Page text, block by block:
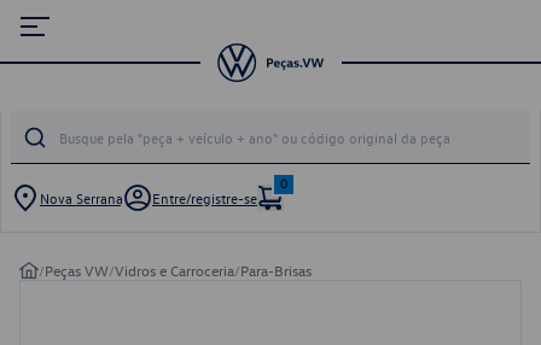
Nova Serrana Entre/registre-se
0
/Peças VW/Vidros e Carroceria/Para-Brisas